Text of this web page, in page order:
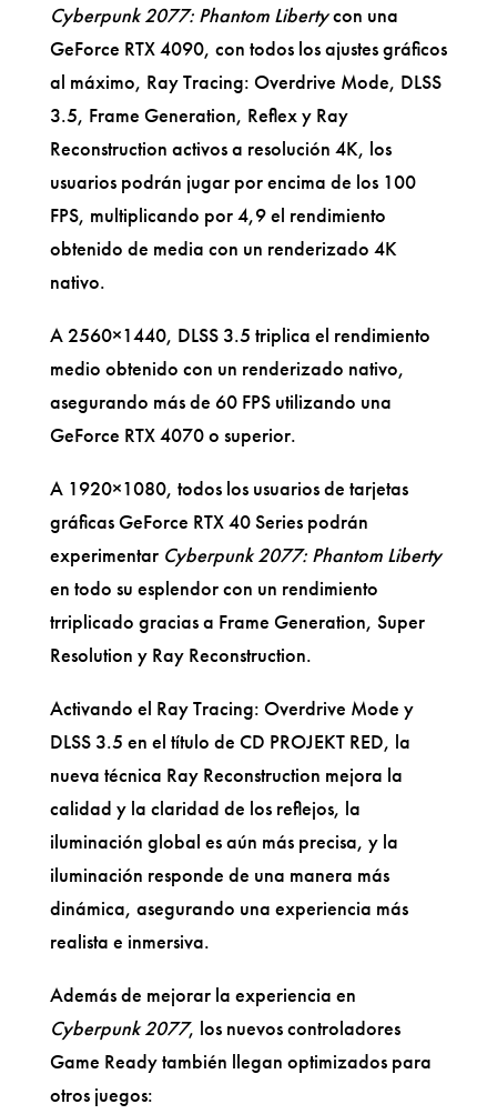
Cyberpunk 2077: Phantom Libertycon una
GeForce RTX 4090, con todos los ajustes gráficos
al máximo, Ray Tracing: Overdrive Mode, DLSS
3.5, Frame Generation, Reflex y Ray
Reconstruction activos a resolución 4K, los
usuarios podrán jugar por encima de los 100
FPS, multiplicando por 4,9 el rendimiento
obtenido de media con un renderizado 4K
nativo.
A 2560×1440, DLSS 3.5 triplica el rendimiento
medio obtenido con un renderizado nativo,
asegurando más de 60 FPS utilizando una
GeForce RTX 4070 o superior.
A 1920×1080, todos los usuarios de tarjetas
gráficas GeForce RTX 40 Series podrán
experimentar Cyberpunk 2077: Phantom Liberty
en todo su esplendor con un rendimiento
trriplicado gracias a Frame Generation, Super
Resolution y Ray Reconstruction.
Activando el Ray Tracing: Overdrive Mode y
DLSS 3.5 en el título de CD PROJEKT RED, la
nueva técnica Ray Reconstruction mejora la
calidad y la claridad de los reflejos, la
iluminación global es aún más precisa, y la
iluminación responde de una manera más
dinámica, asegurando una experiencia más
realista e inmersiva.
Además de mejorar la experiencia en
Cyberpunk 2077, los nuevos controladores
Game Ready también llegan optimizados para
otros juegos: